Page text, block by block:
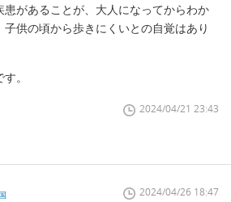
があることが、大人になってからわか
子供の頃から歩きにくいとの自覚はあり
。
2024/04/21 23:43
2024/04/26 18:47